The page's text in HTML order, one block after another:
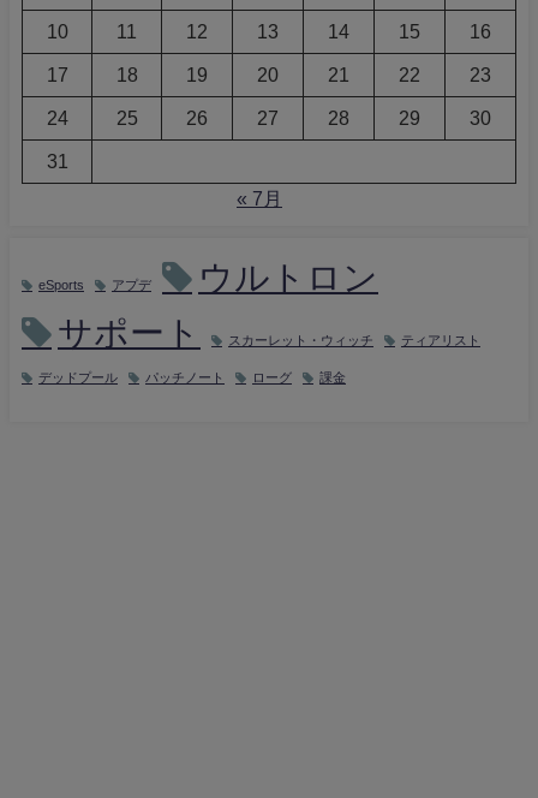
10 11 12 13 14 15 16
17 18 19 20 21 22 23
24 25 26 27 28 29 30
31
« 7月
eSports アプデ
ウルトロン
サポート
スカーレット・ウィッチ ティアリスト
デッドプール パッチノート ローグ 課金